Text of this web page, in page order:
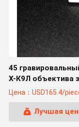
45
Х-К9Л объектива
степени
Цена：USD165.4/
Лучшая